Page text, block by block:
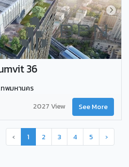
36
ทพมหานคร
2027 View See More
‹ 1 2 3 4 5 ›